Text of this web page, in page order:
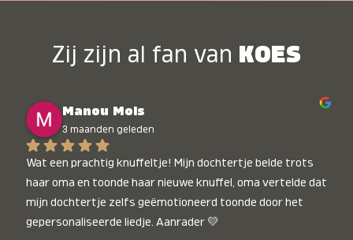
Zij zijn al fan van KOES
Manou Mols
3 maanden geleden
Wat een prachtig knuffeltje! Mijn dochtertje belde trots
haar oma en toonde haar nieuwe knuffel, oma vertelde dat
mijn dochtertje zelfs geëmotioneerd toonde door het
gepersonaliseerde liedje. Aanrader 💛